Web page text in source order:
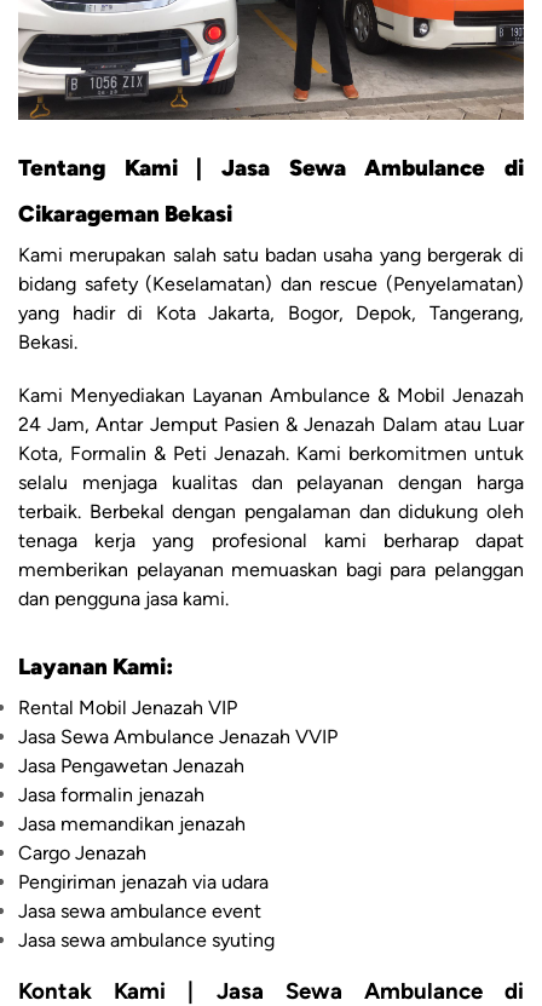
Tentang Kami | Jasa Sewa Ambulance di
Cikarageman Bekasi
Kami merupakan salah satu badan usaha yang bergerak di
bidang safety (Keselamatan) dan rescue (Penyelamatan)
yang hadir di Kota Jakarta, Bogor, Depok, Tangerang,
Bekasi.
Kami Menyediakan Layanan Ambulance & Mobil Jenazah
24 Jam, Antar Jemput Pasien & Jenazah Dalam atau Luar
Kota, Formalin & Peti Jenazah. Kami berkomitmen untuk
selalu menjaga kualitas dan pelayanan dengan harga
terbaik. Berbekal dengan pengalaman dan didukung oleh
tenaga kerja yang profesional kami berharap dapat
memberikan pelayanan memuaskan bagi para pelanggan
dan pengguna jasa kami.
Layanan Kami:
Rental Mobil Jenazah VIP
Jasa Sewa Ambulance Jenazah VVIP
Jasa Pengawetan Jenazah
Jasa formalin jenazah
Jasa memandikan jenazah
Cargo Jenazah
Pengiriman jenazah via udara
Jasa sewa ambulance event
Jasa sewa ambulance syuting
Kontak Kami | Jasa Sewa Ambulance di